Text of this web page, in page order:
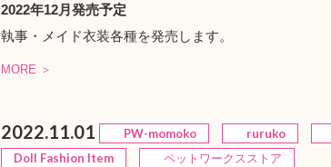
2022年12月発売予定
執事・メイド衣装各種を発売します。
MORE ＞
2022.11.01 PW-momoko ruruko
Doll Fashion Item
ペットワークスストア